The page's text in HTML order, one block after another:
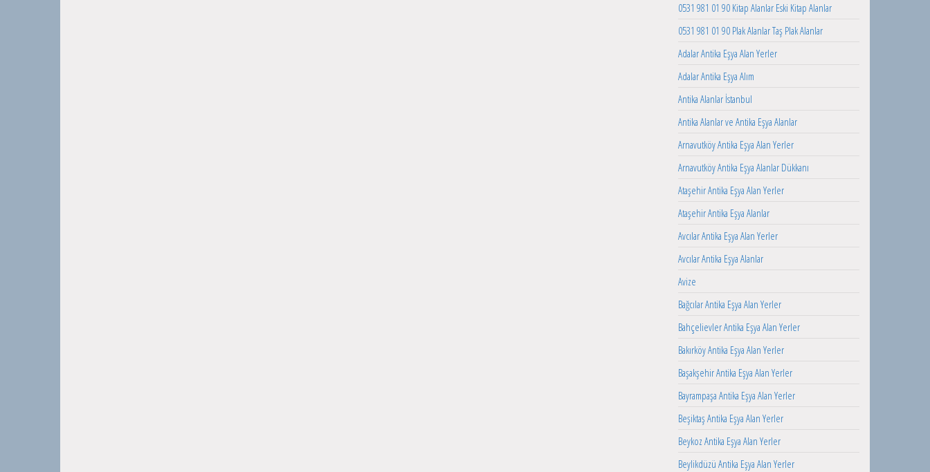
0531 981 01 90 Kitap Alanlar Eski Kitap Alanlar
0531 981 01 90 Plak Alanlar Taş Plak Alanlar
Adalar Antika Eşya Alan Yerler
Adalar Antika Eşya Alım
Antika Alanlar İstanbul
Antika Alanlar ve Antika Eşya Alanlar
Arnavutköy Antika Eşya Alan Yerler
Arnavutköy Antika Eşya Alanlar Dükkanı
Ataşehir Antika Eşya Alan Yerler
Ataşehir Antika Eşya Alanlar
Avcılar Antika Eşya Alan Yerler
Avcılar Antika Eşya Alanlar
Avize
Bağcılar Antika Eşya Alan Yerler
Bahçelievler Antika Eşya Alan Yerler
Bakırköy Antika Eşya Alan Yerler
Başakşehir Antika Eşya Alan Yerler
Bayrampaşa Antika Eşya Alan Yerler
Beşiktaş Antika Eşya Alan Yerler
Beykoz Antika Eşya Alan Yerler
Beylikdüzü Antika Eşya Alan Yerler